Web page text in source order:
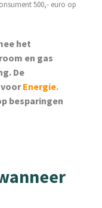
500,- euro op
het
en gas
De
Energie.
besparingen